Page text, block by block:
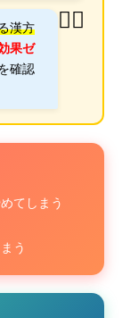
👨‍⚕️
漢方
果ゼ
確認
てしまう
う